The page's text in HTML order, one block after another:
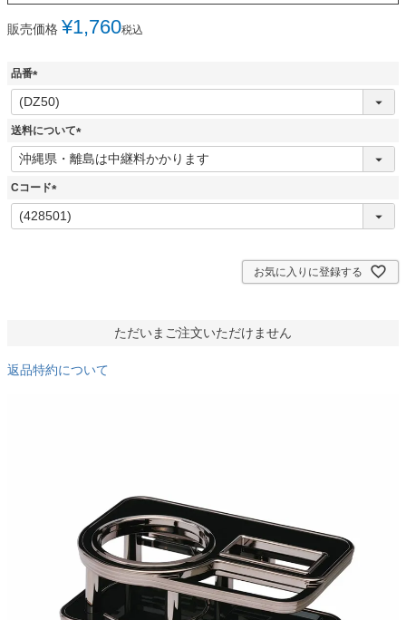
販売価格 ¥1,760税込
品番
(
必
須
送料について
(
必
Cコード
(
必
お気に入りに登録する
ただいまご注文いただけません
返品特約について